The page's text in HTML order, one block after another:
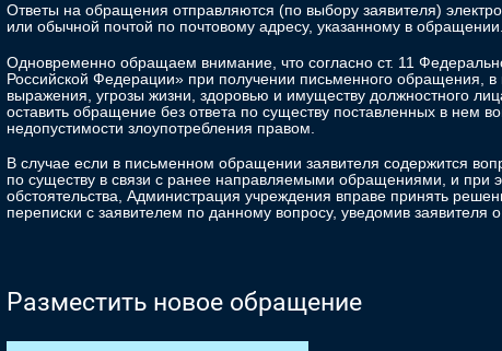
Ответы на обращения отправляются (по выбору заявителя)
или обычной почтой по почтовому адресу, указанному в обращении.
Одновременно обращаем внимание, что согласно ст. 11
Российской Федерации» при получении письменного обращения,
выражения, угрозы жизни, здоровью и имуществу должностного
оставить обращение без ответа по существу поставленных в
недопустимости злоупотребления правом.
В случае если в письменном обращении заявителя содержится
по существу в связи с ранее направляемыми обращениями, и при
обстоятельства, Администрация учреждения вправе принять
переписки с заявителем по данному вопросу, уведомив заявителя
Разместить новое обращение